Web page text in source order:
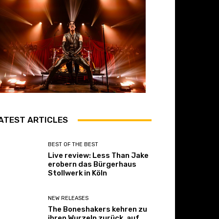
ARTICLES
BEST OF THE BEST
Live review: Less Than Jake
erobern das Bürgerhaus
Stollwerk in Köln
NEW RELEASES
The Boneshakers kehren zu